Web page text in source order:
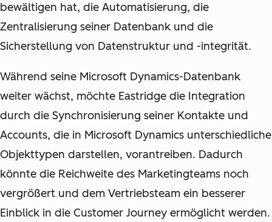
bewältigen hat, die Automatisierung, die
Zentralisierung seiner Datenbank und die
Sicherstellung von Datenstruktur und -integrität.
Während seine Microsoft Dynamics-Datenbank
weiter wächst, möchte Eastridge die Integration
durch die Synchronisierung seiner Kontakte und
Accounts, die in Microsoft Dynamics unterschiedliche
Objekttypen darstellen, vorantreiben. Dadurch
könnte die Reichweite des Marketingteams noch
vergrößert und dem Vertriebsteam ein besserer
Einblick in die Customer Journey ermöglicht werden.